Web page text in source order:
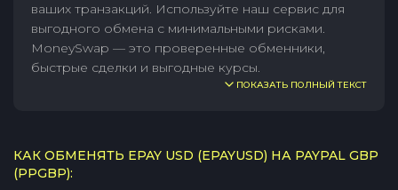
ваших транзакций. Используйте наш сервис для
выгодного обмена с минимальными рисками.
MoneySwap — это проверенные обменники,
быстрые сделки и выгодные курсы.
ПОКАЗАТЬ ПОЛНЫЙ ТЕКСТ
КАК ОБМЕНЯТЬ EPAY USD (EPAYUSD) НА PAYPAL GBP
(PPGBP):